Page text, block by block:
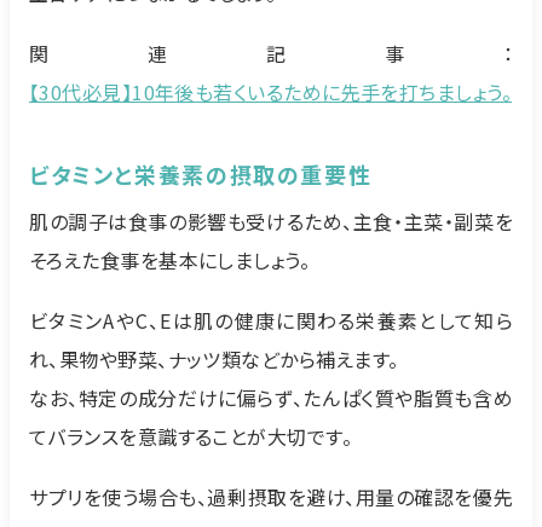
関連記事：
【30代必見】10年後も若くいるために先手を打ちましょう。
ビタミンと栄養素の摂取の重要性
肌の調子は食事の影響も受けるため、主食・主菜・副菜を
そろえた食事を基本にしましょう。
ビタミンAやC、Eは肌の健康に関わる栄養素として知ら
れ、果物や野菜、ナッツ類などから補えます。
なお、特定の成分だけに偏らず、たんぱく質や脂質も含め
てバランスを意識することが大切です。
サプリを使う場合も、過剰摂取を避け、用量の確認を優先